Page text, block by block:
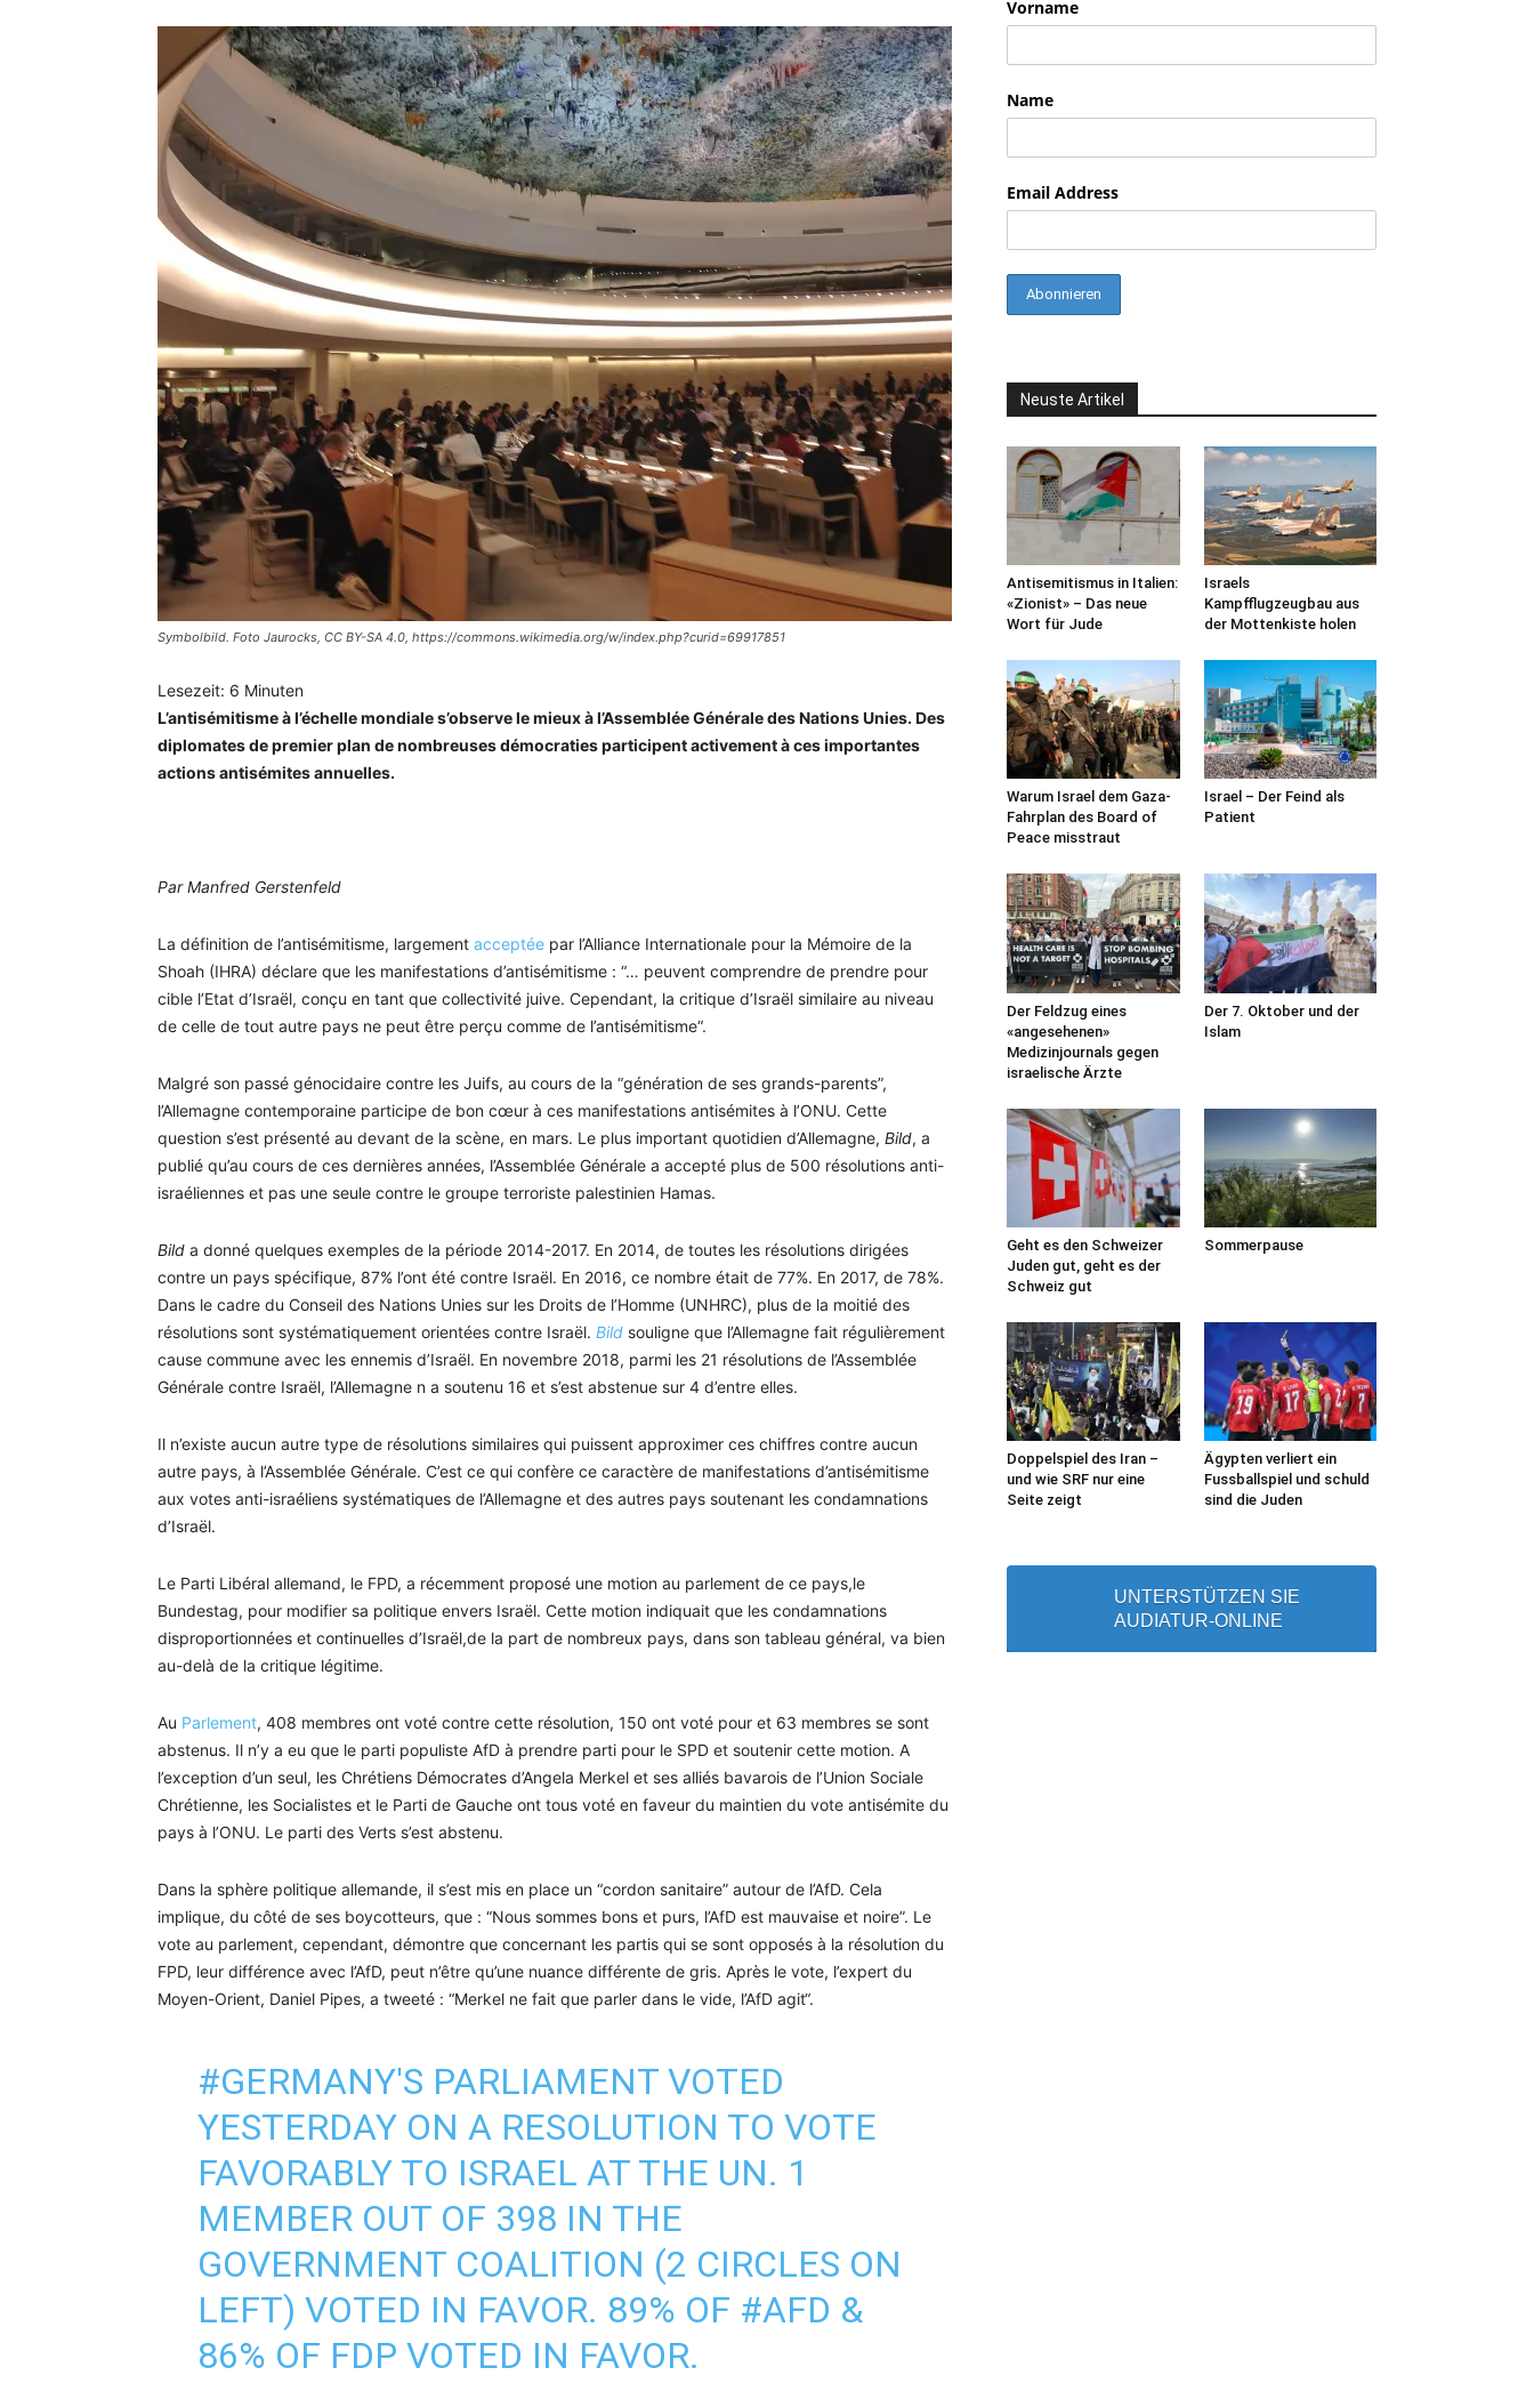
Symbolbild. Foto Jaurocks, CC BY-SA 4.0, https://commons.wikimedia.org/w/index.php?curid=69917851
Lesezeit: 6 Minuten
L’antisémitisme à l’échelle mondiale s’observe le mieux à l’Assemblée Générale des Nations Unies. Des
diplomates de premier plan de nombreuses démocraties participent activement à ces importantes
actions antisémites annuelles.
Par Manfred Gerstenfeld
La définition de l’antisémitisme, largement acceptée par l’Alliance Internationale pour la Mémoire de la
Shoah (IHRA) déclare que les manifestations d’antisémitisme : “… peuvent comprendre de prendre pour
cible l’Etat d’Israël, conçu en tant que collectivité juive. Cependant, la critique d’Israël similaire au niveau
de celle de tout autre pays ne peut être perçu comme de l’antisémitisme“.
Malgré son passé génocidaire contre les Juifs, au cours de la “génération de ses grands-parents”,
l’Allemagne contemporaine participe de bon cœur à ces manifestations antisémites à l’ONU. Cette
question s’est présenté au devant de la scène, en mars. Le plus important quotidien d’Allemagne, Bild, a
publié qu’au cours de ces dernières années, l’Assemblée Générale a accepté plus de 500 résolutions anti-
israéliennes et pas une seule contre le groupe terroriste palestinien Hamas.
Bild a donné quelques exemples de la période 2014-2017. En 2014, de toutes les résolutions dirigées
contre un pays spécifique, 87% l’ont été contre Israël. En 2016, ce nombre était de 77%. En 2017, de 78%.
Dans le cadre du Conseil des Nations Unies sur les Droits de l’Homme (UNHRC), plus de la moitié des
résolutions sont systématiquement orientées contre Israël. Bild souligne que l’Allemagne fait régulièrement
cause commune avec les ennemis d’Israël. En novembre 2018, parmi les 21 résolutions de l’Assemblée
Générale contre Israël, l’Allemagne n a soutenu 16 et s’est abstenue sur 4 d’entre elles.
Il n’existe aucun autre type de résolutions similaires qui puissent approximer ces chiffres contre aucun
autre pays, à l’Assemblée Générale. C’est ce qui confère ce caractère de manifestations d’antisémitisme
aux votes anti-israéliens systématiques de l’Allemagne et des autres pays soutenant les condamnations
d’Israël.
Le Parti Libéral allemand, le FPD, a récemment proposé une motion au parlement de ce pays,le
Bundestag, pour modifier sa politique envers Israël. Cette motion indiquait que les condamnations
disproportionnées et continuelles d’Israël,de la part de nombreux pays, dans son tableau général, va bien
au-delà de la critique légitime.
Au Parlement, 408 membres ont voté contre cette résolution, 150 ont voté pour et 63 membres se sont
abstenus. Il n’y a eu que le parti populiste AfD à prendre parti pour le SPD et soutenir cette motion. A
l’exception d’un seul, les Chrétiens Démocrates d’Angela Merkel et ses alliés bavarois de l’Union Sociale
Chrétienne, les Socialistes et le Parti de Gauche ont tous voté en faveur du maintien du vote antisémite du
pays à l’ONU. Le parti des Verts s’est abstenu.
Dans la sphère politique allemande, il s’est mis en place un “cordon sanitaire” autour de l’AfD. Cela
implique, du côté de ses boycotteurs, que : “Nous sommes bons et purs, l’AfD est mauvaise et noire”. Le
vote au parlement, cependant, démontre que concernant les partis qui se sont opposés à la résolution du
FPD, leur différence avec l’AfD, peut n’être qu’une nuance différente de gris. Après le vote, l’expert du
Moyen-Orient, Daniel Pipes, a tweeté : “Merkel ne fait que parler dans le vide, l’AfD agit“.
#GERMANY'S PARLIAMENT VOTED
YESTERDAY ON A RESOLUTION TO VOTE
FAVORABLY TO ISRAEL AT THE UN. 1
MEMBER OUT OF 398 IN THE
GOVERNMENT COALITION (2 CIRCLES ON
LEFT) VOTED IN FAVOR. 89% OF #AFD &
86% OF FDP VOTED IN FAVOR.
Vorname
Name
Email Address
Neuste Artikel
Antisemitismus in Italien:
«Zionist» – Das neue
Wort für Jude
Israels
Kampfflugzeugbau aus
der Mottenkiste holen
Warum Israel dem Gaza-
Fahrplan des Board of
Peace misstraut
Israel – Der Feind als
Patient
Der Feldzug eines
«angesehenen»
Medizinjournals gegen
israelische Ärzte
Der 7. Oktober und der
Islam
Geht es den Schweizer
Juden gut, geht es der
Schweiz gut
Sommerpause
Doppelspiel des Iran –
und wie SRF nur eine
Seite zeigt
Ägypten verliert ein
Fussballspiel und schuld
sind die Juden
UNTERSTÜTZEN SIE
AUDIATUR-ONLINE